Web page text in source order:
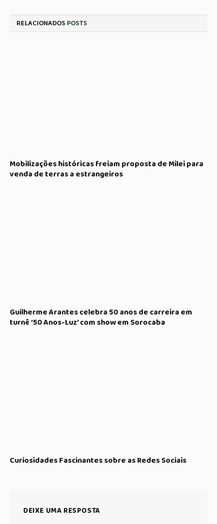
RELACIONADOS POSTS
Mobilizações históricas freiam proposta de Milei para
venda de terras a estrangeiros
Guilherme Arantes celebra 50 anos de carreira em
turnê ’50 Anos-Luz’ com show em Sorocaba
Curiosidades Fascinantes sobre as Redes Sociais
DEIXE UMA RESPOSTA